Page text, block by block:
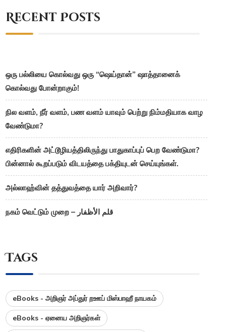
Recent Posts
ஒரு பல்லியை கொல்வது ஒரு “ஷெய்தான்” ஷாத்தானைக்
கொல்வது போன்றாகும்!
நில வளம், நீர் வளம், பண வளம் யாவும் பெற்று நிம்மதியாக வாழ
வேண்டுமா?
எதிரிகளின் அட்டூழியத்திலிருந்து பாதுகாப்புப் பெற வேண்டுமா?
பின்னால் கூறப்படும் விடயத்தை பக்தியுடன் செய்யுங்கள்.
அல்லாஹ்வின் தத்துவத்தை யார் அறிவார்?
நகம் வெட்டும் முறை – قلم الأظفار
Tags
eBooks - அறிஞர் அப்துர் றஊப் மிஸ்பாஹீ நாயகம்
eBooks - ஏனைய அறிஞர்கள்